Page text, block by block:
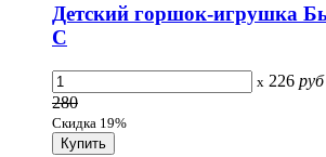
Детский горшок-игрушка
С
x 226 руб
280
Скидка 19%